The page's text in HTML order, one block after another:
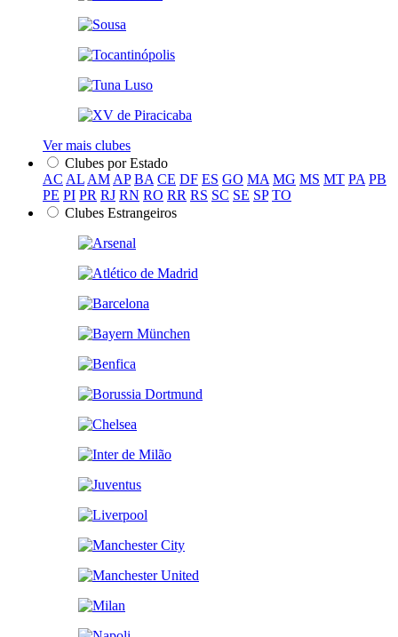
Ver mais clubes
Clubes por Estado
AC AL AM AP BA CE DF ES GO MA MG MS MT PA PB
PE PI PR RJ RN RO RR RS SC SE SP TO
Clubes Estrangeiros